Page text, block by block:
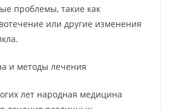
проблемы, такие как
или другие изменения
и методы лечения
лет народная медицина